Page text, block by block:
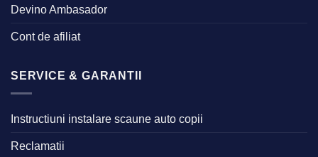
Devino Ambasador
Cont de afiliat
SERVICE & GARANTII
Instructiuni instalare scaune auto copii
Reclamatii